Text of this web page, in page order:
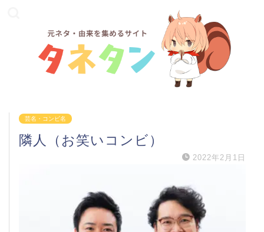
芸名・コンビ名
隣人（お笑いコンビ）
2022年2月1日